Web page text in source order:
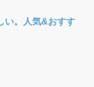
い。人気&おすす